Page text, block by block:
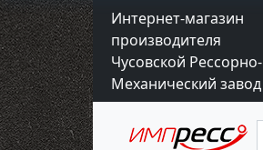
Интернет-магазин
производителя
Чусовской Рессорно-
Механический завод